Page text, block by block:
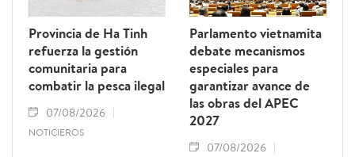
Provincia de Ha Tinh
refuerza la gestión
comunitaria para
combatir la pesca ilegal
07/08/2026
NOTICIEROS
Parlamento vietnamita
debate mecanismos
especiales para
garantizar avance de
las obras del APEC
2027
07/08/2026